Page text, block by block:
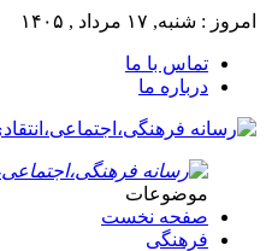
امروز : شنبه, ۱۷ مرداد , ۱۴۰۵
تماس با ما
درباره ما
موضوعات
صفحه نخست
فرهنگی